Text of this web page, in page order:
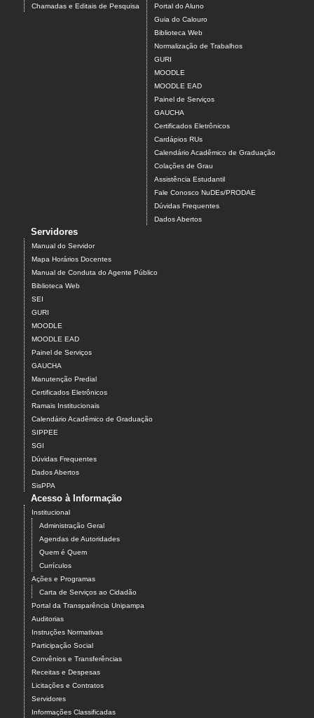
Chamadas e Editais de Pesquisa
Portal do Aluno
Guia do Calouro
Biblioteca Web
Normalização de Trabalhos
GURI
MOODLE
MOODLE EAD
Painel de Serviços
GAUCHA
Certificados Eletrônicos
Cardápios RUs
Calendário Acadêmico de Graduação
Colações de Grau
Assistência Estudantil
Fale Conosco NuDEs/PRODAE
Dúvidas Frequentes
Dados Abertos
Servidores
Manual do Servidor
Mapa Horários Docentes
Manual de Conduta do Agente Público
Biblioteca Web
SEI
GURI
MOODLE
MOODLE EAD
Painel de Serviços
GAUCHA
Manutenção Predial
Certificados Eletrônicos
Ramais Institucionais
Calendário Acadêmico de Graduação
SIPPEE
SGI
Dúvidas Frequentes
Dados Abertos
SisPPA
Acesso à Informação
Institucional
Administração Geral
Agendas de Autoridades
Quem é Quem
Currículos
Ações e Programas
Carta de Serviços ao Cidadão
Portal da Transparência Unipampa
Auditorias
Instruções Normativas
Participação Social
Convênios e Transferências
Receitas e Despesas
Licitações e Contratos
Servidores
Informações Classificadas